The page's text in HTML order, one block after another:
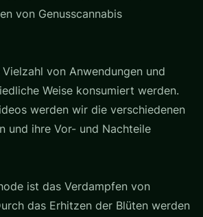
von Genusscannabis
von Anwendungen und
Weise konsumiert werden.
werden wir die verschiedenen
und ihre Vor- und Nachteile
ist das Verdampfen von
das Erhitzen der Blüten werden